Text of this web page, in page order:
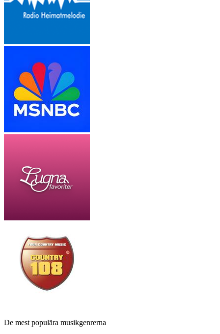
De mest populära musikgenrerna